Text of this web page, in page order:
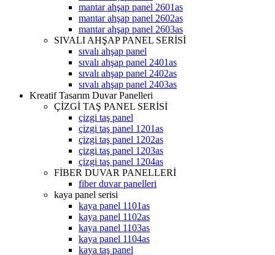
mantar ahşap panel 2601as
mantar ahşap panel 2602as
mantar ahşap panel 2603as
SIVALI AHŞAP PANEL SERİSİ
sıvalı ahşap panel
sıvalı ahşap panel 2401as
sıvalı ahşap panel 2402as
sıvalı ahşap panel 2403as
Kreatif Tasarım Duvar Panelleri
ÇİZGİ TAŞ PANEL SERİSİ
çizgi taş panel
çizgi taş panel 1201as
çizgi taş panel 1202as
çizgi taş panel 1203as
çizgi taş panel 1204as
FİBER DUVAR PANELLERİ
fiber duvar panelleri
kaya panel serisi
kaya panel 1101as
kaya panel 1102as
kaya panel 1103as
kaya panel 1104as
kaya taş panel